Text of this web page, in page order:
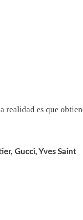
realidad es que
Gucci, Yves Saint